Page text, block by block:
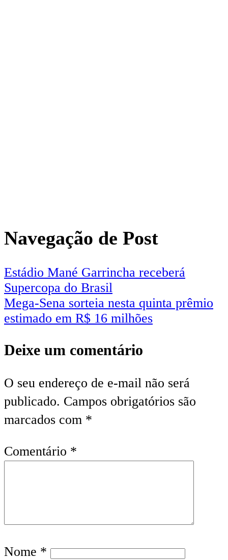
Navegação de Post
Estádio Mané Garrincha receberá
Supercopa do Brasil
Mega-Sena sorteia nesta quinta prêmio
estimado em R$ 16 milhões
Deixe um comentário
O seu endereço de e-mail não será
publicado. Campos obrigatórios são
marcados com *
Comentário *
Nome *